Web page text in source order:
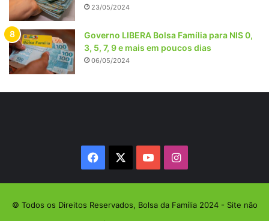
23/05/2024
Governo LIBERA Bolsa Família para NIS 0,
3, 5, 7, 9 e mais em poucos dias
06/05/2024
Facebook YouTubeInstagram
© Todos os Direitos Reservados, Bolsa da Família 2024 - Site não